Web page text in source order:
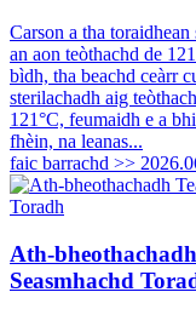
Carson a tha
an aon teòthachd de
bìdh, tha beachd ceàrr
sterilachadh aig
121°C, feumaidh e a
fhèin, na leanas...
faic barrachd >>
Ath-
Seasmhachd